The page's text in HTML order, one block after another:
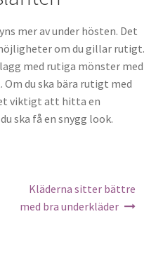
mer av under hösten. Det
om du gillar rutigt.
med rutiga mönster med
du ska bära rutigt med
viktigt att hitta en
ska få en snygg look.
Kläderna sitter bättre
med bra underkläder